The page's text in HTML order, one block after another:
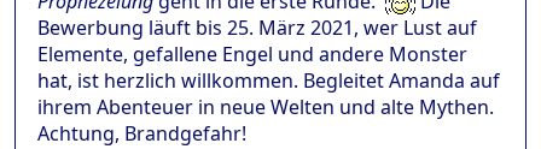
Bewerbung läuft bis 25. März 2021, wer Lust auf
Elemente, gefallene Engel und andere Monster
hat, ist herzlich willkommen. Begleitet Amanda auf
ihrem Abenteuer in neue Welten und alte Mythen.
Achtung, Brandgefahr!